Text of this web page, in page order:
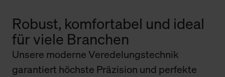
Robust, komfortabel und ideal
für viele Branchen
Unsere moderne Veredelungstechnik
garantiert höchste Präzision und perfekte